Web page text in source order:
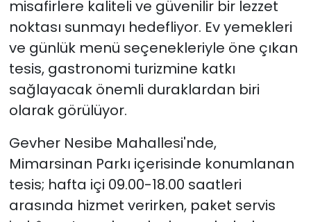
misafirlere kaliteli ve güvenilir bir lezzet
noktası sunmayı hedefliyor. Ev yemekleri
ve günlük menü seçenekleriyle öne çıkan
tesis, gastronomi turizmine katkı
sağlayacak önemli duraklardan biri
olarak görülüyor.
Gevher Nesibe Mahallesi'nde,
Mimarsinan Parkı içerisinde konumlanan
tesis; hafta içi 09.00-18.00 saatleri
arasında hizmet verirken, paket servis